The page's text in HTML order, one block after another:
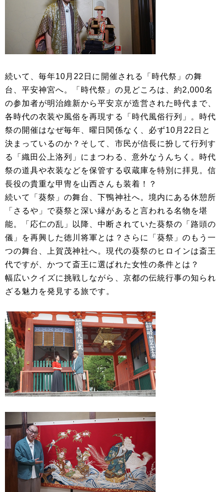
続いて、毎年10月22日に開催される「時代祭」の舞
台、平安神宮へ。「時代祭」の見どころは、約2,000名
の参加者が明治維新から平安京が造営された時代まで、
各時代の衣装や風俗を再現する「時代風俗行列」。時代
祭の開催はなぜ毎年、曜日関係なく、必ず10月22日と
決まっているのか？そして、市民が信長に扮して行列す
る「織田公上洛列」にまつわる、意外なうんちく。時代
祭の道具や衣装などを保管する収蔵庫を特別に拝見。信
長役の貴重な甲冑を山西さんも装着！？
続いて「葵祭」の舞台、下鴨神社へ。境内にある休憩所
「さるや」で葵祭と深い縁があると言われる名物を堪
能。「応仁の乱」以降、中断されていた葵祭の「路頭の
儀」を再興した徳川将軍とは？さらに「葵祭」のもう一
つの舞台、上賀茂神社へ。現代の葵祭のヒロインは斎王
代ですが、かつて斎王に選ばれた女性の条件とは？
幅広いクイズに挑戦しながら、京都の伝統行事の知られ
ざる魅力を発見する旅です。